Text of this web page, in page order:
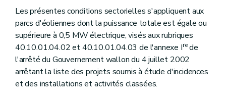
Les présentes conditions sectorielles s'appliquent aux
parcs d'éoliennes dont la puissance totale est égale ou
supérieure à 0,5 MW électrique, visés aux rubriques
40.10.01.04.02 et 40.10.01.04.03 de l'annexe Irede
l'arrêté du Gouvernement wallon du 4 juillet 2002
arrêtant la liste des projets soumis à étude d'incidences
et des installations et activités classées.